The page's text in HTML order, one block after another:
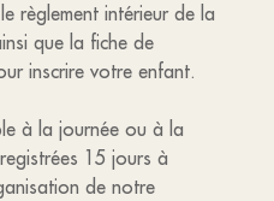
règlement intérieur de la
que la fiche de
inscrire votre enfant.
à la journée ou à la
15 jours à
de notre